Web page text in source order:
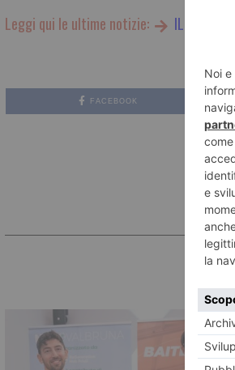
Leggi qui le ultime notizie: IL TORINESE
FACEBOOK